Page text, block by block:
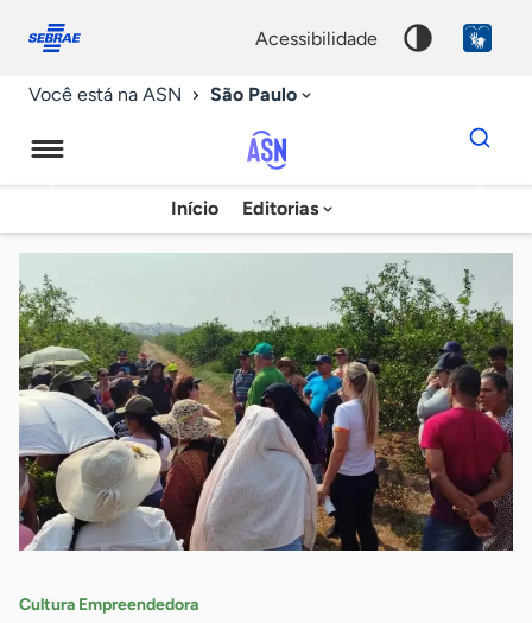
conosco
acessibilidade
Você está na ASN São Paulo
Agência
Sebrae
Notícias
Início Editorias
Dados
para
chave
Cultura Empreendedora